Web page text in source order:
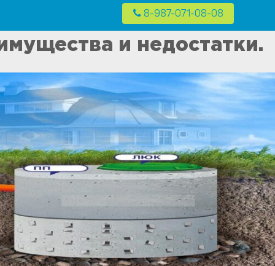
частных домах в Москве и Московской области
8-987-071-08-08
и недостатки.